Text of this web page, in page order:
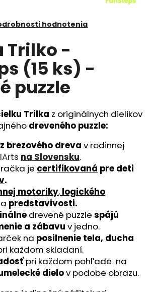
hodnotenia
Trilko -
(15 ks) -
puzzle
Trilka z originálnych dielikov
dreveného puzzle:
z brezového dreva v rodinnej
na Slovensku.
je certifikovaná pre deti
.
motoriky, logického
a predstavivosti.
drevené puzzle spájú
a zábavu v jedno.
na posilnenie tela, ducha
každom skladaní.
pri každom pohľade na
dielov podobe obrazu.
HĽADAŤ